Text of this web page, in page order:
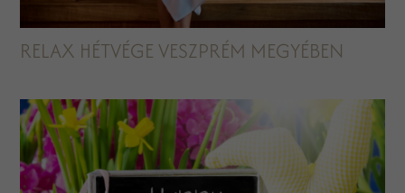
RELAX HÉTVÉGE VESZPRÉM MEGYÉBEN